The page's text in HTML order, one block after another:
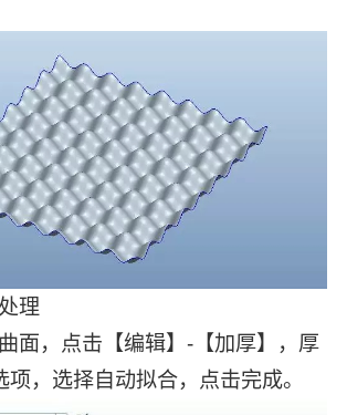
理
面，点击【编辑】-【加厚】，厚
，选择自动拟合，点击完成。